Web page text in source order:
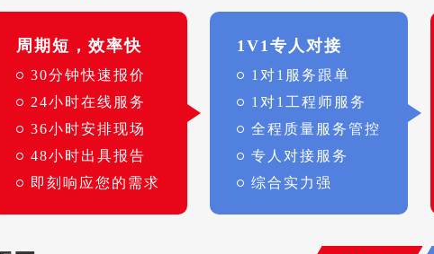
周期短，效率快
30分钟快速报价
24小时在线服务
36小时安排现场
48小时出具报告
即刻响应您的需求
1V1专人对接
1对1服务跟单
1对1工程师服务
全程质量服务管控
专人对接服务
综合实力强